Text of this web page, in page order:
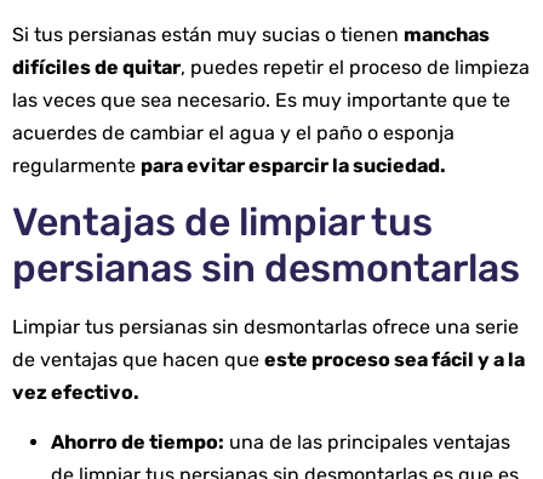
Si tus persianas están muy sucias o tienen manchas
difíciles de quitar, puedes repetir el proceso de limpieza
las veces que sea necesario. Es muy importante que te
acuerdes de cambiar el agua y el paño o esponja
regularmente para evitar esparcir la suciedad.
Ventajas de limpiar tus
persianas sin desmontarlas
Limpiar tus persianas sin desmontarlas ofrece una serie
de ventajas que hacen que este proceso sea fácil y a la
vez efectivo.
Ahorro de tiempo: una de las principales ventajas